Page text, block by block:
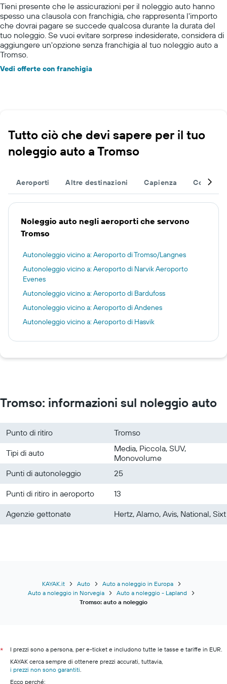
Tieni presente che le assicurazioni per il noleggio auto hanno
spesso una clausola con franchigia, che rappresenta l'importo
che dovrai pagare se succede qualcosa durante la durata del
tuo noleggio. Se vuoi evitare sorprese indesiderate, considera di
aggiungere un'opzione senza franchigia al tuo noleggio auto a
Tromso.
Vedi offerte con franchigia
Tutto ciò che devi sapere per il tuo
noleggio auto a Tromso
Aeroporti Altre destinazioni Capienza
Noleggio auto negli aeroporti che servono
Tromso
Autonoleggio vicino a: Aeroporto di Tromso/Langnes
Autonoleggio vicino a: Aeroporto di Narvik Aeroporto
Evenes
Autonoleggio vicino a: Aeroporto di Bardufoss
Autonoleggio vicino a: Aeroporto di Andenes
Autonoleggio vicino a: Aeroporto di Hasvik
Tromso: informazioni sul noleggio auto
Punto di ritiro
Tromso
Tipi di auto
Media, Piccola, SUV,
Monovolume
Punti di autonoleggio
25
Punti di ritiro in aeroporto
13
Agenzie gettonate
Hertz, Alamo, Avis, National, Sixt
KAYAK.it Auto
Auto a noleggio in Europa
Auto a noleggio in Norvegia
Auto a noleggio - Lapland
Tromso: auto a noleggio
*
I prezzi sono a persona, per e-ticket e includono tutte le tasse e tariffe in EUR.
KAYAK cerca sempre di ottenere prezzi accurati, tuttavia,
i prezzi non sono garantiti
Ecco perché: